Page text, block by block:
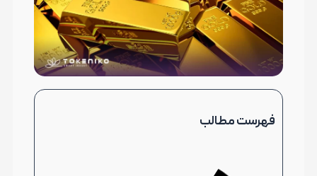
فهرست مطالب